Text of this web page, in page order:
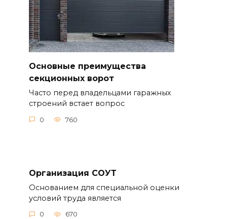
Основные преимущества
секционных ворот
Часто перед владельцами гаражных
строений встает вопрос
0 760
Организация СОУТ
Основанием для специальной оценки
условий труда является
0 670